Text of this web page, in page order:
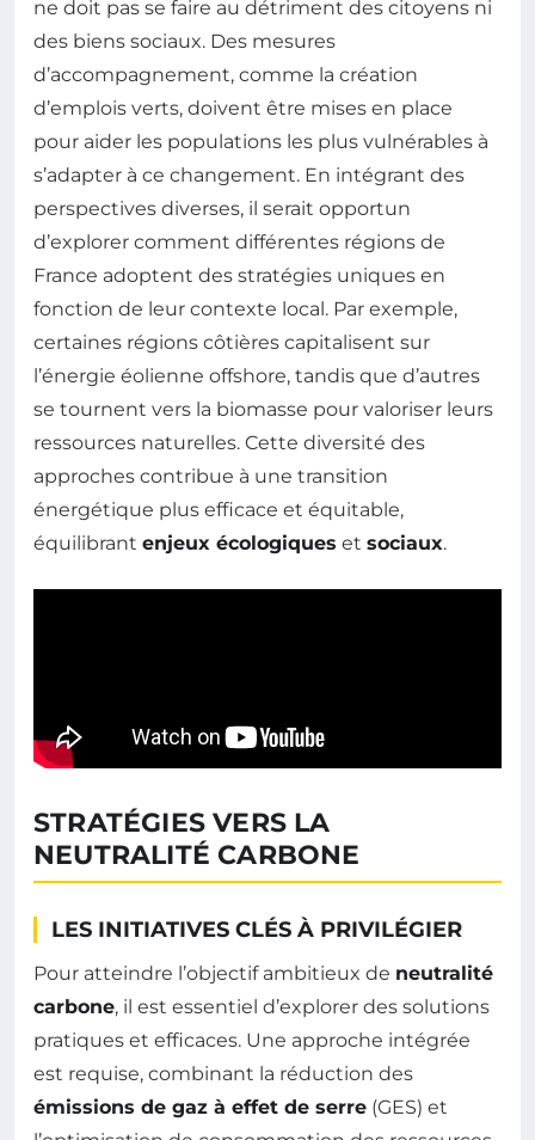
ne doit pas se faire au détriment des citoyens ni
des biens sociaux. Des mesures
d’accompagnement, comme la création
d’emplois verts, doivent être mises en place
pour aider les populations les plus vulnérables à
s’adapter à ce changement. En intégrant des
perspectives diverses, il serait opportun
d’explorer comment différentes régions de
France adoptent des stratégies uniques en
fonction de leur contexte local. Par exemple,
certaines régions côtières capitalisent sur
l’énergie éolienne offshore, tandis que d’autres
se tournent vers la biomasse pour valoriser leurs
ressources naturelles. Cette diversité des
approches contribue à une transition
énergétique plus efficace et équitable,
équilibrant enjeux écologiques et sociaux.
STRATÉGIES VERS LA
NEUTRALITÉ CARBONE
LES INITIATIVES CLÉS À PRIVILÉGIER
Pour atteindre l’objectif ambitieux de neutralité
carbone, il est essentiel d’explorer des solutions
pratiques et efficaces. Une approche intégrée
est requise, combinant la réduction des
émissions de gaz à effet de serre (GES) et